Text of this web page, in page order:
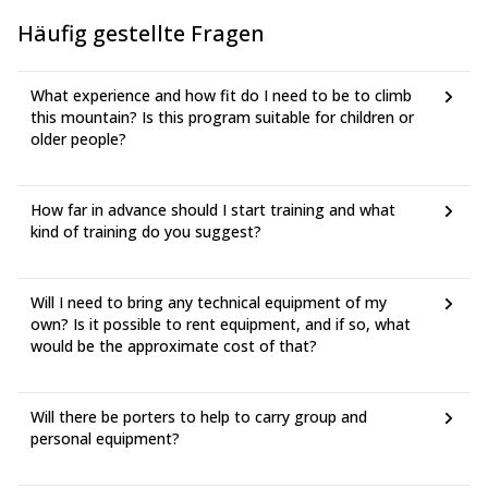
Grat trennt uns noch vom gipfelgekrönten Gipfel.
D +1300
Häufig gestellte Fragen
What experience and how fit do I need to be to climb
this mountain? Is this program suitable for children or
older people?
How far in advance should I start training and what
kind of training do you suggest?
Will I need to bring any technical equipment of my
own? Is it possible to rent equipment, and if so, what
would be the approximate cost of that?
Will there be porters to help to carry group and
personal equipment?